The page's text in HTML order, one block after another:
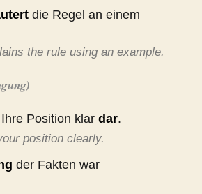
die Regel an einem
the rule using an example.
Position klar dar.
position clearly.
der Fakten war